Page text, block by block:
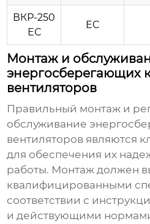
ВКР-250
ЕС
EC
Монтаж и
энергосберегающих
вентиляторов
Правильный монтаж и
обслуживание
вентиляторов являются
для обеспечения их
работы. Монтаж должен
квалифицированными
соответствии с
и действующими